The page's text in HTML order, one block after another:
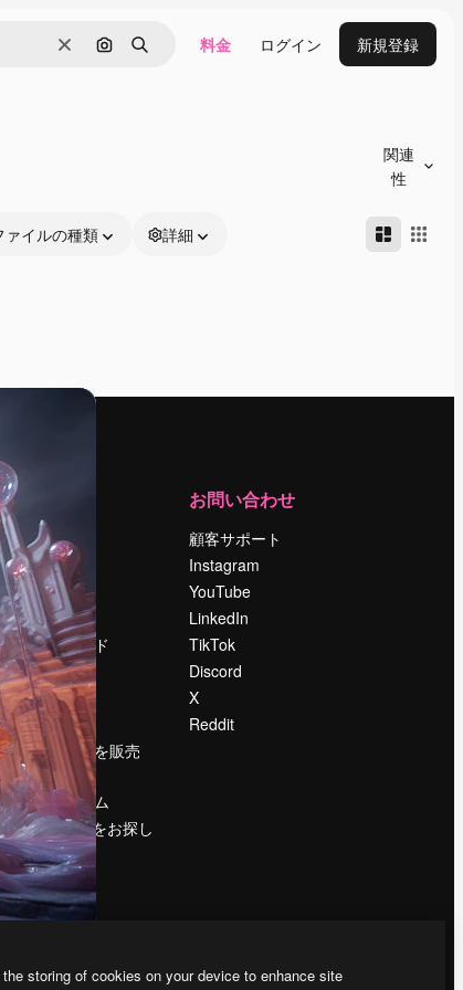
消去 画像で検索
検索 料金 ログイン 新規登録
関連
性
ァイルの種類 詳細
運営
料金
会社概要
Reviews
採用情報
検索トレンド
ブログ
イベント
Slidesgo
コンテンツを販売
する
プレスルーム
magnific.aiをお探し
ですか？
お問い合わせ
顧客サポート
Instagram
YouTube
LinkedIn
TikTok
Discord
X
Reddit
storing of cookies on your device to enhance site